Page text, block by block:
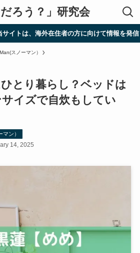
だろう？」研究会
海外在住者の方に向けて情報を発信していま
スノーマン）
ひとり暮らし？ベッドは
イズで自炊もしてい
ン）
14, 2025